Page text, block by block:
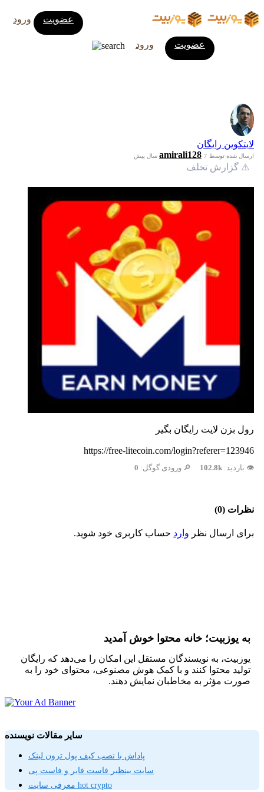
ورود عضویت
ورود عضویت
لایتکوین رایگان
ارسال شده توسط amirali128 7 سال پیش
⚠️ گزارش تخلف
رول بزن لایت رایگان بگیر
https://free-litecoin.com/login?referer=123946
👁️ بازدید: 102.8k 🔎 ورودی گوگل: 0
نظرات (0)
برای ارسال نظر وارد حساب کاربری خود شوید.
به یوزبیت؛ خانه محتوا خوش آمدید
یوزبیت، به نویسندگان مستقل این امکان را می‌دهد که رایگان
تولید محتوا کنند و با کمک هوش مصنوعی، محتوای خود را به
صورت مؤثر به مخاطبان نمایش دهند.
سایر مقالات نویسنده
پاداش با نصب کیف پول ترون لینک
سایت بینظیر فاست فایر و فاست پی
معرفی سایت hot crypto